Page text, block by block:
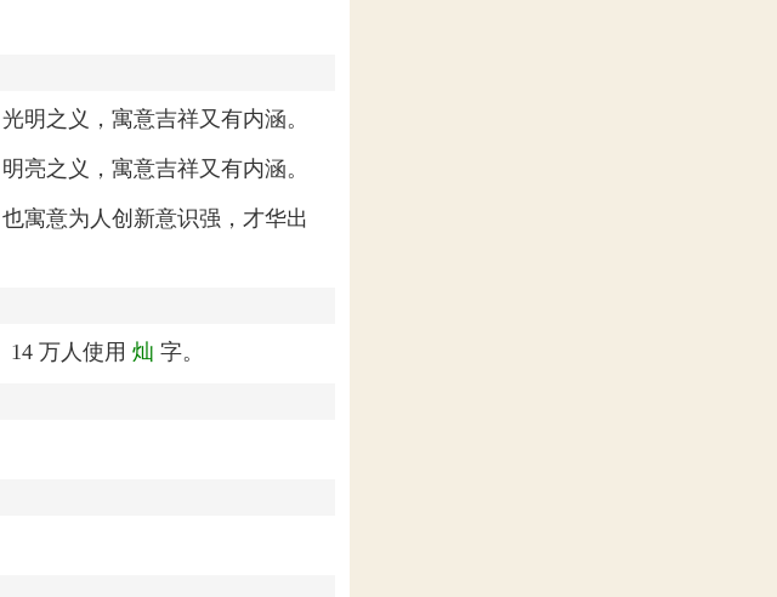
明之义，寓意吉祥又有内涵。
亮之义，寓意吉祥又有内涵。
寓意为人创新意识强，才华出
14 万人使用 灿 字。